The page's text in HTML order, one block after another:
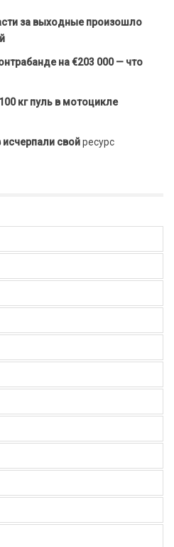
за выходные произошло
на €203 000 — что
кг пуль в мотоцикле
свойресурс